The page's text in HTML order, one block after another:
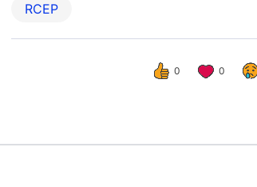
RCEP
0 0